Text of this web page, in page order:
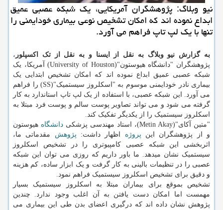
نیو وبلاگ: پژوهشگران آمریکایی، یک شبکه عصبی عمیق
ابداع نموده اند که امکان تشخیص نوعی بیماری خودایمنی را
تنها با یک لپ تاپ فراهم می آورد.
به گزارش نیو وبلاگ به نقل از ایسنا و به نقل از تک اکسپلور ،
پژوهشگران "دانشگاه هیوستون"(University of Houston) آمریکا، یک
شبکه عصبی عمیق ابداع نموده اند که امکان تشخیص ابتدایی یک
بیماری نادر خودایمنی موسوم به "اسکلروز سیستمیک"(SS) را فراهم
می آورد. این شبکه عصبی، با استفاده از یک لپ تاپ استاندارد به کار
گرفته می شود و می تواند تصاویر پوست سالم و پوست فرد مبتلا به
اسکلروز سیستمیک را از یکدیگر تفکیک کند.
"متین آکای"(Metin Akay)، استاد مهندسی پزشکی
دانشگاه هیوستون
و از پژوهشگران این پروژه اظهار داشت: پژوهش مقدماتی ما،
اثربخشی این شبکه عصبی کامپیوتری را در تشخیص اسکلروز
سیستمیک نشان میدهد. ما باور داریم که روزی می توان این شبکه
عصبی را در تنظیمات بالینی به کار گرفت و یک ابزار ساده، کم هزینه
و دقیق برای تشخیص اسکلروز سیستمیک فراهم نمود.
تشخیص بموقع برای بیماران مبتلا به اسکلروز سیستمیک بسیار
مهمست اما امکان دست یافتن به آن اغلب وجود ندارد. چندین
پژوهش نشان داده اند که درگیری اعضای بدن طی این بیماری می